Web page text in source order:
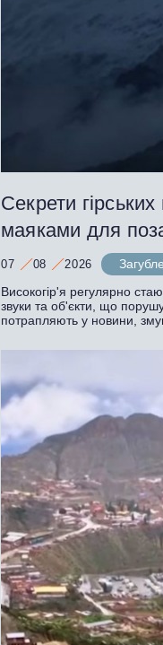
Секрети
маяками для
07 08 2026
Високогір'я регулярно
звуки та об'єкти, що
потрапляють у новини,